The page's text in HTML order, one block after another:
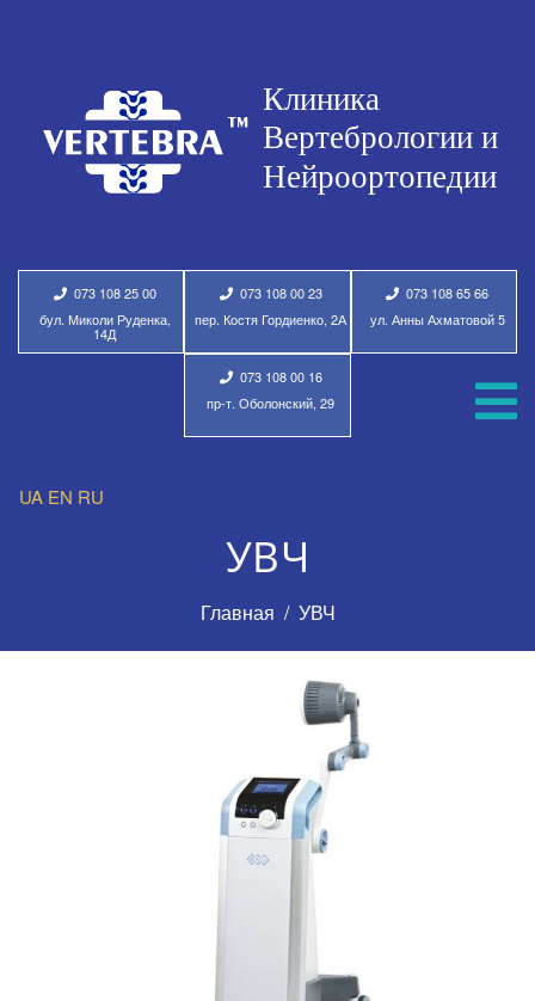
073 108 25 00
бул. Миколи Руденка,
14Д
073 108 00 23
пер. Костя Гордиенко, 2А
073 108 65 66
ул. Анны Ахматовой 5
073 108 00 16
пр-т. Оболонский, 29
UA EN RU
УВЧ
Главная УВЧ